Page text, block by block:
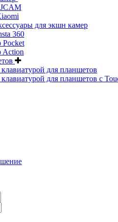
для экшн камер
360
Pocket
Action
для планшетов
для планшетов с